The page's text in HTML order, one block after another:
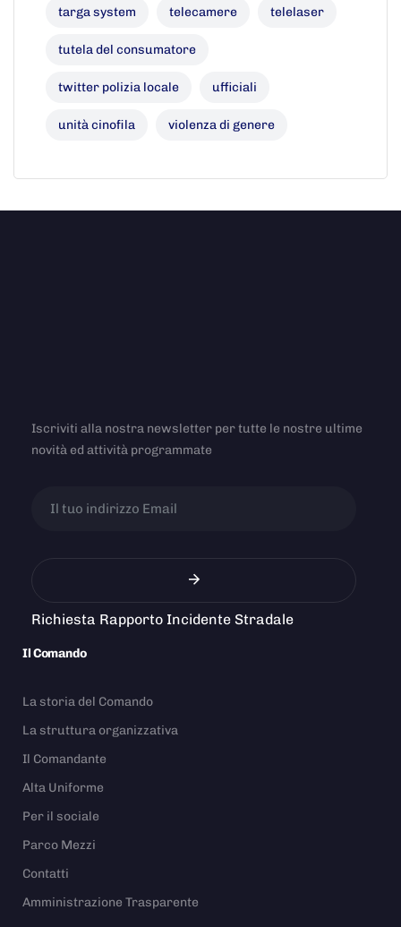
targa system telecamere telelaser
tutela del consumatore
twitter polizia locale ufficiali
unità cinofila violenza di genere
Iscriviti alla nostra newsletter per tutte le nostre ultime
novità ed attività programmate
Richiesta Rapporto Incidente Stradale
Il Comando
La storia del Comando
La struttura organizzativa
Il Comandante
Alta Uniforme
Per il sociale
Parco Mezzi
Contatti
Amministrazione Trasparente